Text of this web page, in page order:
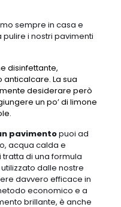
sempre in casa e
i nostri pavimenti
disinfettante,
La sua
desiderare però
un po’ di limone
pavimentopuoi ad
acqua calda e
di una formula
dalle nostre
davvero efficace in
economico e a
brillante, è anche